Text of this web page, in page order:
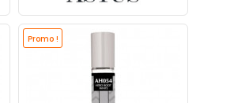
Promo !